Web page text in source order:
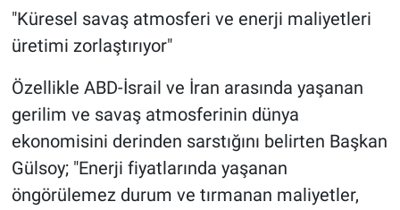
"Küresel savaş atmosferi ve enerji maliyetleri
üretimi zorlaştırıyor"
Özellikle ABD-İsrail ve İran arasında yaşanan
gerilim ve savaş atmosferinin dünya
ekonomisini derinden sarstığını belirten Başkan
Gülsoy; "Enerji fiyatlarında yaşanan
öngörülemez durum ve tırmanan maliyetler,